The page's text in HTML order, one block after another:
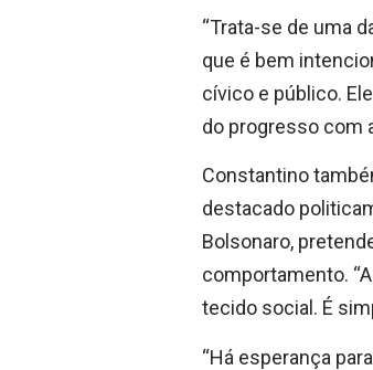
“Trata-se de uma
que é bem
cívico e público.
do progresso com
Constantino
destacado
Bolsonaro,
comportamento.
tecido social. É
“Há esperança